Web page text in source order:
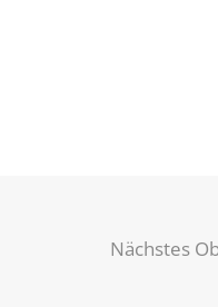
Nächstes